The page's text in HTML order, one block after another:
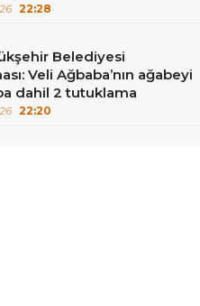
22:28
Belediyesi
Veli Ağbaba’nın ağabeyi
dahil 2 tutuklama
22:20